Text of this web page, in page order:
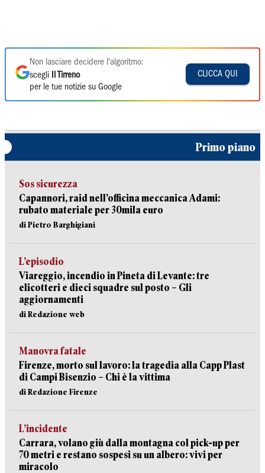
Non lasciare decidere l'algoritmo:
scegli
Il Tirreno
per le tue notizie su Google
CLICCA QUI
Primo piano
Sos sicurezza
Capannori, raid nell’officina meccanica Adami:
rubato materiale per 30mila euro
di Pietro Barghigiani
L’episodio
Viareggio, incendio in Pineta di Levante: tre
elicotteri e dieci squadre sul posto – Gli
aggiornamenti
di Redazione web
Manovra fatale
Firenze, morto sul lavoro: la tragedia alla Capp Plast
di Campi Bisenzio – Chi è la vittima
di Redazione Firenze
L’incidente
Carrara, volano giù dalla montagna col pick-up per
70 metri e restano sospesi su un albero: vivi per
miracolo